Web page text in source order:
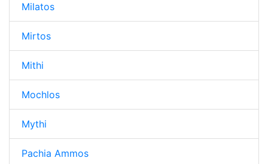
Milatos
Mirtos
Mithi
Mochlos
Mythi
Pachia Ammos